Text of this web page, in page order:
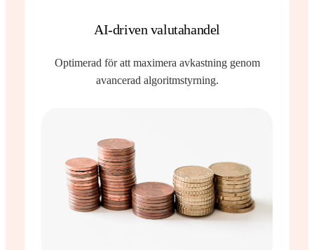
AI-driven valutahandel
Optimerad för att maximera avkastning genom
avancerad algoritmstyrning.